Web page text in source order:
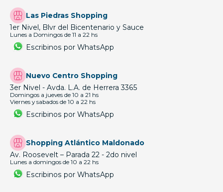
Las Piedras Shopping
1er Nivel, Blvr del Bicentenario y Sauce
Lunes a Domingos de 11 a 22 hs
Escribinos por WhatsApp
Nuevo Centro Shopping
3er Nivel - Avda. L.A. de Herrera 3365
Domingos a jueves de 10 a 21 hs
Viernes y sabados de 10 a 22 hs
Escribinos por WhatsApp
Shopping Atlántico Maldonado
Av. Roosevelt – Parada 22 - 2do nivel
Lunes a domingos de 10 a 22 hs
Escribinos por WhatsApp